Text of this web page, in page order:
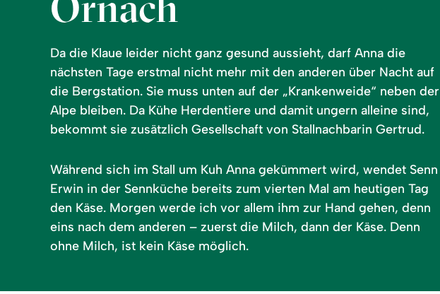
Da die Klaue leider nicht ganz gesund aussieht, darf Anna die
nächsten Tage erstmal nicht mehr mit den anderen über Nacht auf
die Bergstation. Sie muss unten auf der „Krankenweide“ neben der
Alpe bleiben. Da Kühe Herdentiere und damit ungern alleine sind,
bekommt sie zusätzlich Gesellschaft von Stallnachbarin Gertrud.
Während sich im Stall um Kuh Anna gekümmert wird, wendet Senn
Erwin in der Sennküche bereits zum vierten Mal am heutigen Tag
den Käse. Morgen werde ich vor allem ihm zur Hand gehen, denn
eins nach dem anderen – zuerst die Milch, dann der Käse. Denn
ohne Milch, ist kein Käse möglich.